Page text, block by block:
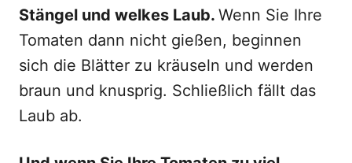
Stängel und welkes Laub. Wenn Sie Ihre
Tomaten dann nicht gießen, beginnen
sich die Blätter zu kräuseln und werden
braun und knusprig. Schließlich fällt das
Laub ab.